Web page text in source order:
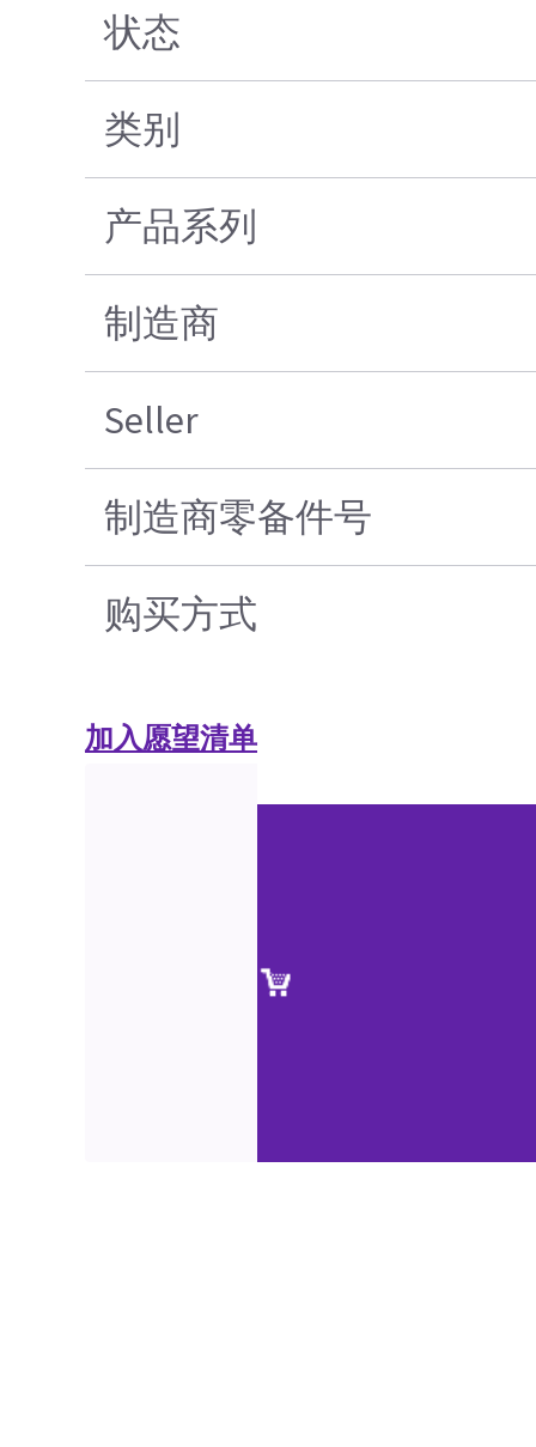
状态
类别
产品系列
制造商
Seller
制造商零备件号
购买方式
加入愿望清单